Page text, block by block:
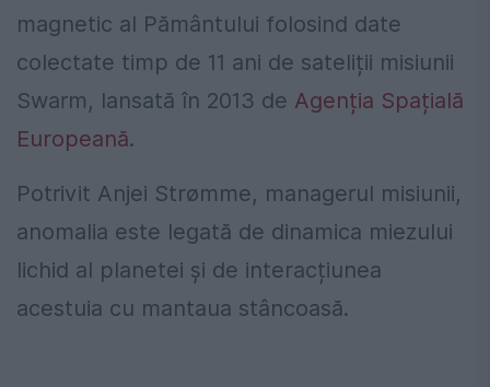
magnetic al Pământului folosind date
colectate timp de 11 ani de sateliții misiunii
Swarm, lansată în 2013 de Agenția Spațială
Europeană.
Potrivit Anjei Strømme, managerul misiunii,
anomalia este legată de dinamica miezului
lichid al planetei și de interacțiunea
acestuia cu mantaua stâncoasă.